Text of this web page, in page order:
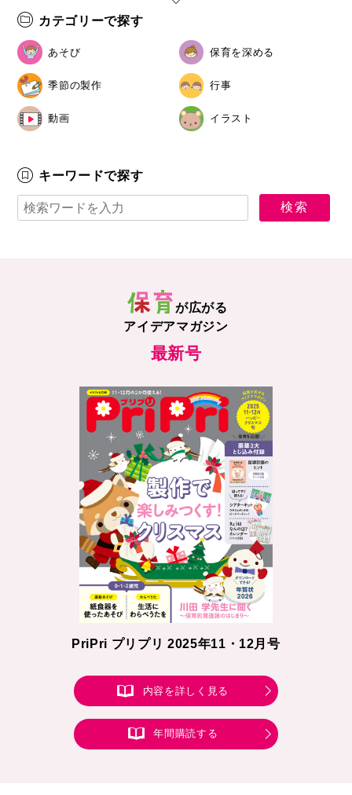
カテゴリーで探す
あそび 保育を深める
季節の製作 行事
動画 イラスト
キーワードで探す
が広がる
アイデアマガジン
最新号
PriPri プリプリ 2025年11・12月号
内容を詳しく見る
年間購読する